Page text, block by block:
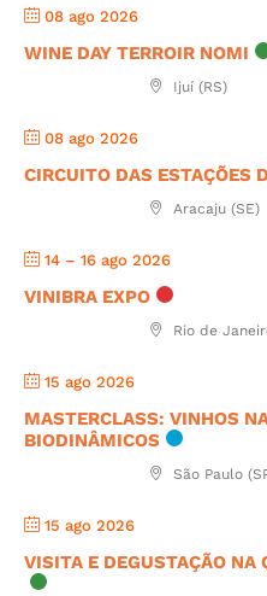
08 ago 2026
WINE DAY TERROIR NOMI
Ijuí (RS)
08 ago 2026
CIRCUITO DAS ESTAÇÕES
Aracaju (SE)
14 – 16 ago 2026
VINIBRA EXPO
Rio de
15 ago 2026
MASTERCLASS: VINHOS
BIODINÂMICOS
São Paulo
15 ago 2026
VISITA E DEGUSTAÇÃO NA